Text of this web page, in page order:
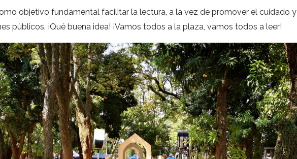
objetivo fundamental facilitar la lectura, a la vez de promover el cuidado y
públicos. ¡Qué buena idea! ¡Vamos todos a la plaza, vamos todos a leer!